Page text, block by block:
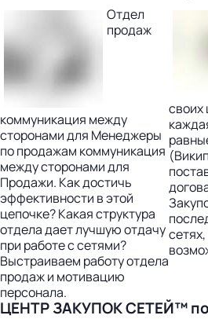
Отдел
продаж
коммуникация между
сторонами для Менеджеры
по продажам коммуникация
между сторонами для
Продажи. Как достичь
эффективности в этой
цепочке? Какая структура
отдела дает лучшую отдачу
при работе с сетями?
Выстраиваем работу отдела
продаж и мотивацию
персонала.
своих
ЦЕНТР ЗАКУПОК СЕТЕЙ™